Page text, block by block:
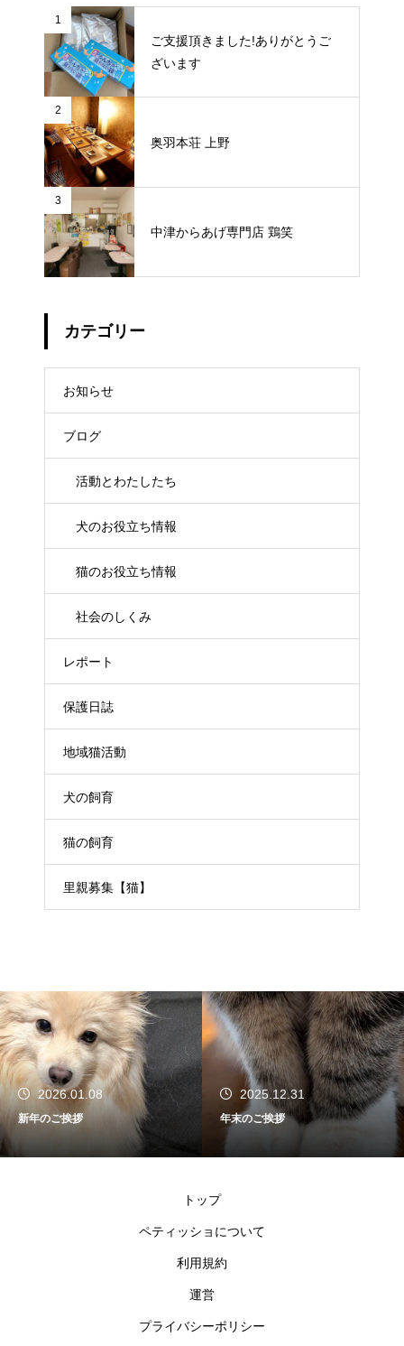
1
ご支援頂きました!ありがとうご
ざいます
2
奥羽本荘 上野
3
中津からあげ専門店 鶏笑
カテゴリー
お知らせ
ブログ
活動とわたしたち
犬のお役立ち情報
猫のお役立ち情報
社会のしくみ
レポート
保護日誌
地域猫活動
犬の飼育
猫の飼育
里親募集【猫】
2026.01.08
新年のご挨拶
2025.12.31
年末のご挨拶
トップ
ペティッショについて
利用規約
運営
プライバシーポリシー